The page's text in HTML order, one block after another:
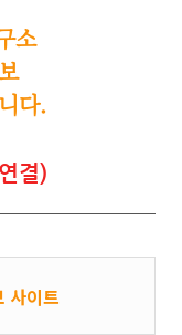
소
다.
결)
사이트